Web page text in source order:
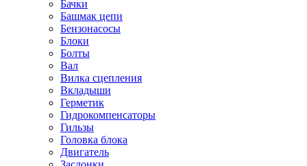
Бачки
Башмак цепи
Бензонасосы
Блоки
Болты
Вал
Вилка сцепления
Вкладыши
Герметик
Гидрокомпенсаторы
Гильзы
Головка блока
Двигатель